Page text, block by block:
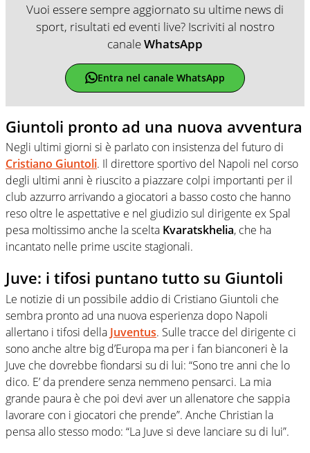
Vuoi essere sempre aggiornato su ultime news di
sport, risultati ed eventi live? Iscriviti al nostro
canaleWhatsApp
Entra nel canale WhatsApp
Giuntoli pronto ad una nuova avventura
Negli ultimi giorni si è parlato con insistenza del futuro di
Cristiano Giuntoli. Il direttore sportivo del Napoli nel corso
degli ultimi anni è riuscito a piazzare colpi importanti per il
club azzurro arrivando a giocatori a basso costo che hanno
reso oltre le aspettative e nel giudizio sul dirigente ex Spal
pesa moltissimo anche la scelta Kvaratskhelia, che ha
incantato nelle prime uscite stagionali.
Juve: i tifosi puntano tutto su Giuntoli
Le notizie di un possibile addio di Cristiano Giuntoli che
sembra pronto ad una nuova esperienza dopo Napoli
allertano i tifosi della Juventus. Sulle tracce del dirigente ci
sono anche altre big d’Europa ma per i fan bianconeri è la
Juve che dovrebbe fiondarsi su di lui: “Sono tre anni che lo
dico. E’ da prendere senza nemmeno pensarci. La mia
grande paura è che poi devi aver un allenatore che sappia
lavorare con i giocatori che prende”. Anche Christian la
pensa allo stesso modo: “La Juve si deve lanciare su di lui”.